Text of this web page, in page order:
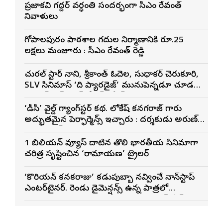
ప్రజాకవి గద్దర్‌ వర్ధంతి సందర్భంగా సీఎం రేవంత్‌
నివాళులు
గోపాల‌పురం పాఠ‌శాల గ‌దుల నిర్మాణానికి రూ.25
ల‌క్ష‌లు మంజూరు : సీఎం రేవంత్ రెడ్డి
నేచురల్ స్టార్ నాని, శ్రీకాంత్ ఓదెల, సుధాకర్ చెరుకూరి,
SLV సినిమాస్ ‘ది ప్యారడైజ్’ మునుపెన్నడూ చూడని
‘డీసీ’ వైల్డ్ గ్యాంగ్‌స్టర్ కథ. లోకేష్ కనగరాజ్ గారు
అద్భుతమైన పెర్ఫార్మెన్స్ ఇచ్చారు : దర్శకుడు అరుణ్
1 బిలియన్ వ్యూస్ దాటిన తొలి భారతీయ సినిమాగా
చరిత్ర సృష్టించిన ‘రామాయణ’ ట్రైలర్
‘కొరియన్ కనకరాజు’ కడుపుబ్బా నవ్వించే నాన్‌స్టాప్
ఎంటర్‌టైనర్. రెండు డైమెన్షన్స్ ఉన్న పాత్రలో